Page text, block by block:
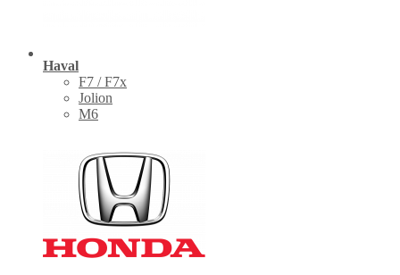
Haval
F7 / F7x
Jolion
M6